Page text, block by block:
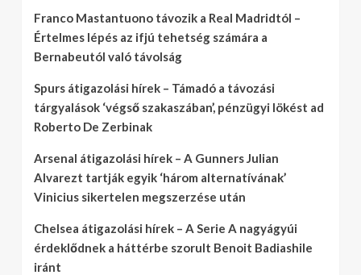
Franco Mastantuono távozik a Real Madridtól –
Értelmes lépés az ifjú tehetség számára a
Bernabeutól való távolság
Spurs átigazolási hírek – Támadó a távozási
tárgyalások ‘végső szakaszában’, pénzügyi lökést ad
Roberto De Zerbinak
Arsenal átigazolási hírek – A Gunners Julian
Alvarezt tartják egyik ‘három alternatívának’
Vinicius sikertelen megszerzése után
Chelsea átigazolási hírek – A Serie A nagyágyúi
érdeklődnek a háttérbe szorult Benoit Badiashile
iránt